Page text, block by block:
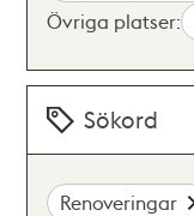
Övriga platser:
Sökord
Renoveringar